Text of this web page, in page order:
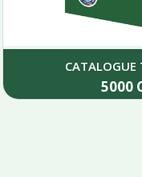
CATALOGUE
5000